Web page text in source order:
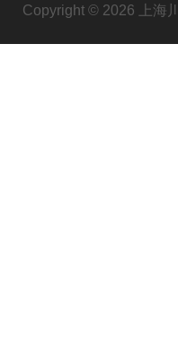
Copyright © 2026 上海